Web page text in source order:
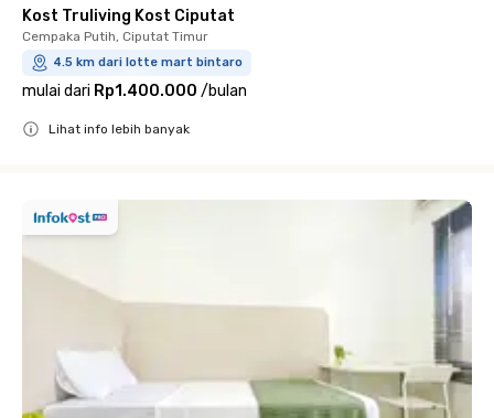
Kost Truliving Kost Ciputat
Cempaka Putih, Ciputat Timur
4.5 km dari lotte mart bintaro
mulai dari Rp1.400.000 /bulan
Lihat info lebih banyak